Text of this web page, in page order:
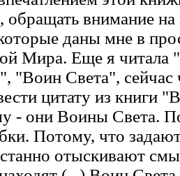
обращать внимание
даны мне в
Мира. Еще я читала
"Воин Света",
цитату из книги
- они Воины Света.
Потому, что
отыскивают